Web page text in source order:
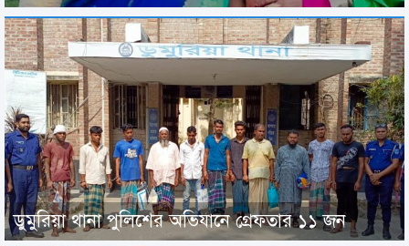
ডুমুরিয়া থানা পুলিশের অভিযানে গ্রেফতার ১১ জন